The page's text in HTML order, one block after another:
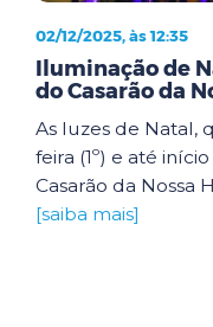
02/12/2025, às 12:35
Iluminação de
do Casarão da
As luzes de Natal,
feira (1º) e até
Casarão da Nossa
[saiba mais]